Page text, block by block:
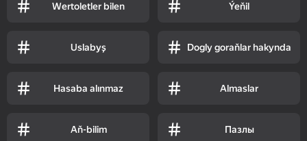
Wertoletler bilen Ýeňil
Uslabyş Dogly goraňlar hakynda
Hasaba alınmaz Almaslar
Aň-bilim Пазлы